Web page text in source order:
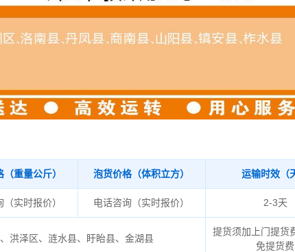
重量公斤） 泡货价格（体积立方） 运输时效（
实时报价） 电话咨询（实时报价） 2-3天
洪泽区、涟水县、盱眙县、金湖县
提货须加上门提货
免提货费